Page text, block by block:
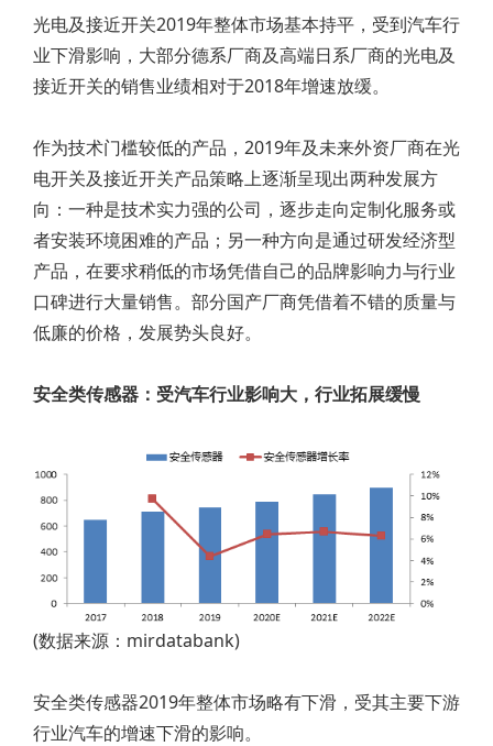
光电及接近开关2019年整体市场基本持平，受到汽车行
业下滑影响，大部分德系厂商及高端日系厂商的光电及
接近开关的销售业绩相对于2018年增速放缓。
作为技术门槛较低的产品，2019年及未来外资厂商在光
电开关及接近开关产品策略上逐渐呈现出两种发展方
向：一种是技术实力强的公司，逐步走向定制化服务或
者安装环境困难的产品；另一种方向是通过研发经济型
产品，在要求稍低的市场凭借自己的品牌影响力与行业
口碑进行大量销售。部分国产厂商凭借着不错的质量与
低廉的价格，发展势头良好。
安全类传感器：受汽车行业影响大，行业拓展缓慢
(数据来源：mirdatabank)
安全类传感器2019年整体市场略有下滑，受其主要下游
行业汽车的增速下滑的影响。